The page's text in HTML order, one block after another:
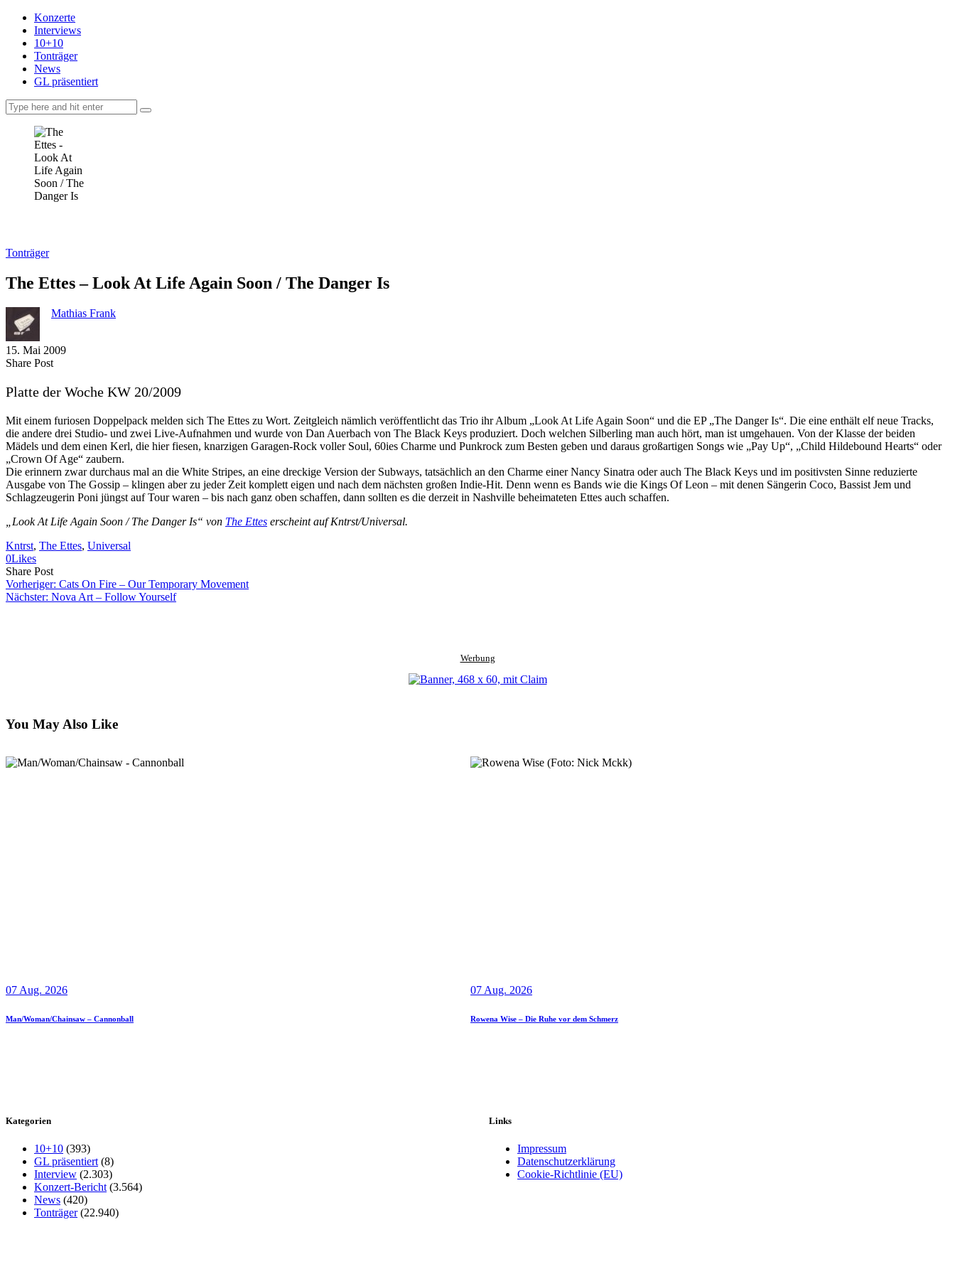
Konzerte
Interviews
10+10
Tonträger
News
GL präsentiert
Tonträger
The Ettes – Look At Life Again Soon / The Danger Is
Mathias Frank
15. Mai 2009
Share PostShare
Facebook
Copy
to
clipboard
Send
via
eMail
Platte der Woche KW 20/2009
Mit einem furiosen Doppelpack melden sich The Ettes zu Wort. Zeitgleich nämlich veröffentlicht das Trio ihr Album „Look At Life Again Soon“ und die EP „The Danger Is“. Die eine enthält elf neue Tracks,
die andere drei Studio- und zwei Live-Aufnahmen und wurde von Dan Auerbach von The Black Keys produziert. Doch welchen Silberling man auch hört, man ist umgehauen. Von der Klasse der beiden
Mädels und dem einen Kerl, die hier fiesen, knarzigen Garagen-Rock voller Soul, 60ies Charme und Punkrock zum Besten geben und daraus großartigen Songs wie „Pay Up“, „Child Hildebound Hearts“ oder
„Crown Of Age“ zaubern.
Die erinnern zwar durchaus mal an die White Stripes, an eine dreckige Version der Subways, tatsächlich an den Charme einer Nancy Sinatra oder auch The Black Keys und im positivsten Sinne reduzierte
Ausgabe von The Gossip – klingen aber zu jeder Zeit komplett eigen und nach dem nächsten großen Indie-Hit. Denn wenn es Bands wie die Kings Of Leon – mit denen Sängerin Coco, Bassist Jem und
Schlagzeugerin Poni jüngst auf Tour waren – bis nach ganz oben schaffen, dann sollten es die derzeit in Nashville beheimateten Ettes auch schaffen.
„Look At Life Again Soon / The Danger Is“ von The Ettes erscheint auf Kntrst/Universal.
Kntrst, The Ettes, Universal
0Likes
Share PostShare
on
Facebook
Copy
URL
to
Send
Link
via
Vorheriger: Cats On Fire – Our Temporary Movement
Nächster: Nova Art – Follow Yourself
Werbung
You May Also Like
07 Aug. 2026
Man/Woman/Chainsaw – Cannonball
07 Aug. 2026
Rowena Wise – Die Ruhe vor dem Schmerz
Kategorien
10+10 (393)
GL präsentiert (8)
Interview (2.303)
Konzert-Bericht (3.564)
News (420)
Tonträger(22.940)
Links
Impressum
Datenschutzerklärung
Cookie-Richtlinie (EU)